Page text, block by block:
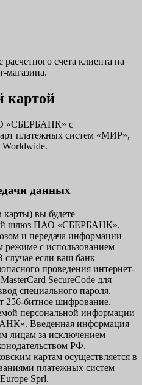
счета клиента на
магазина.
картой
«СБЕРБАНК» с
платежных систем «МИР»,
Worldwide.
данных
карты) вы будете
шлюз ПАО «СБЕРБАНК».
и передача информации
режиме с использованием
если ваш банк
проведения интернет-
SecureCode для
специального пароля.
256-битное шифрование.
персональной информации
Введенная информация
лицам за исключением
РФ.
картам осуществляется в
платежных систем
Sprl.